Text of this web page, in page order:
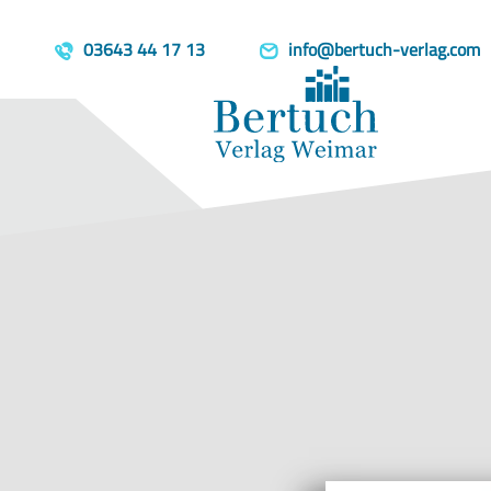
03643 44 17 13 info@bertuch-verlag.com
template=book, parent=/produkte/, include=hidden,